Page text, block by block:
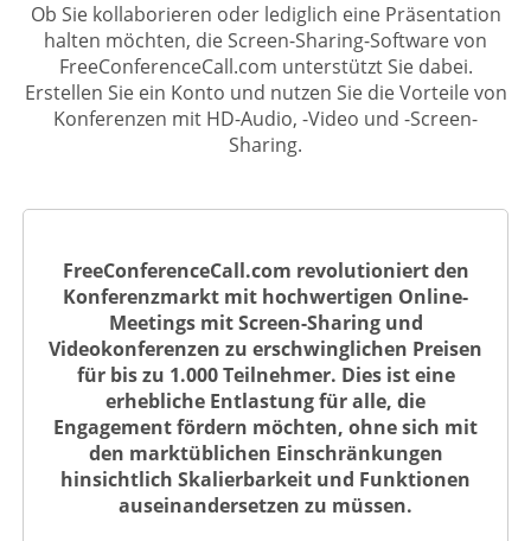
Ob Sie kollaborieren oder lediglich eine Präsentation
halten möchten, die Screen-Sharing-Software von
FreeConferenceCall.com unterstützt Sie dabei.
Erstellen Sie ein Konto und nutzen Sie die Vorteile von
Konferenzen mit HD-Audio, -Video und -Screen-
Sharing.
FreeConferenceCall.com revolutioniert den
Konferenzmarkt mit hochwertigen Online-
Meetings mit Screen-Sharing und
Videokonferenzen zu erschwinglichen Preisen
für bis zu 1.000 Teilnehmer. Dies ist eine
erhebliche Entlastung für alle, die
Engagement fördern möchten, ohne sich mit
den marktüblichen Einschränkungen
hinsichtlich Skalierbarkeit und Funktionen
auseinandersetzen zu müssen.